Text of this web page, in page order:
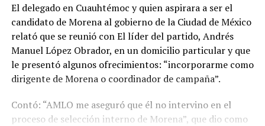
El delegado en Cuauhtémoc y quien aspirara a ser el
candidato de Morena al gobierno de la Ciudad de México
relató que se reunió con El líder del partido, Andrés
Manuel López Obrador, en un domicilio particular y que
le presentó algunos ofrecimientos: “incorporarme como
dirigente de Morena o coordinador de campaña”.
Contó: “AMLO me aseguró que él no intervino en el
proceso de selección interno de Morena”, que dio como